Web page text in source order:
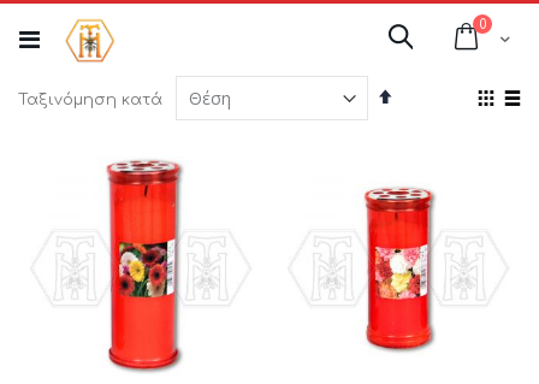
στο
περιεχόμενο
Cart
0
Αναζήτηση
Ταξινόμηση κατά
Φθίνουσα